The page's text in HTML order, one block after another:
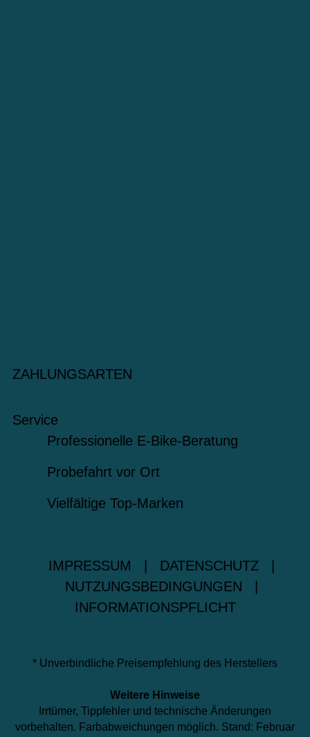
ZAHLUNGSARTEN
Service
Professionelle E-Bike-Beratung
Probefahrt vor Ort
Vielfältige Top-Marken
IMPRESSUM DATENSCHUTZ
NUTZUNGSBEDINGUNGEN
INFORMATIONSPFLICHT
* Unverbindliche Preisempfehlung des Herstellers
Weitere Hinweise
Irrtümer, Tippfehler und technische Änderungen
vorbehalten. Farbabweichungen möglich. Stand: Februar